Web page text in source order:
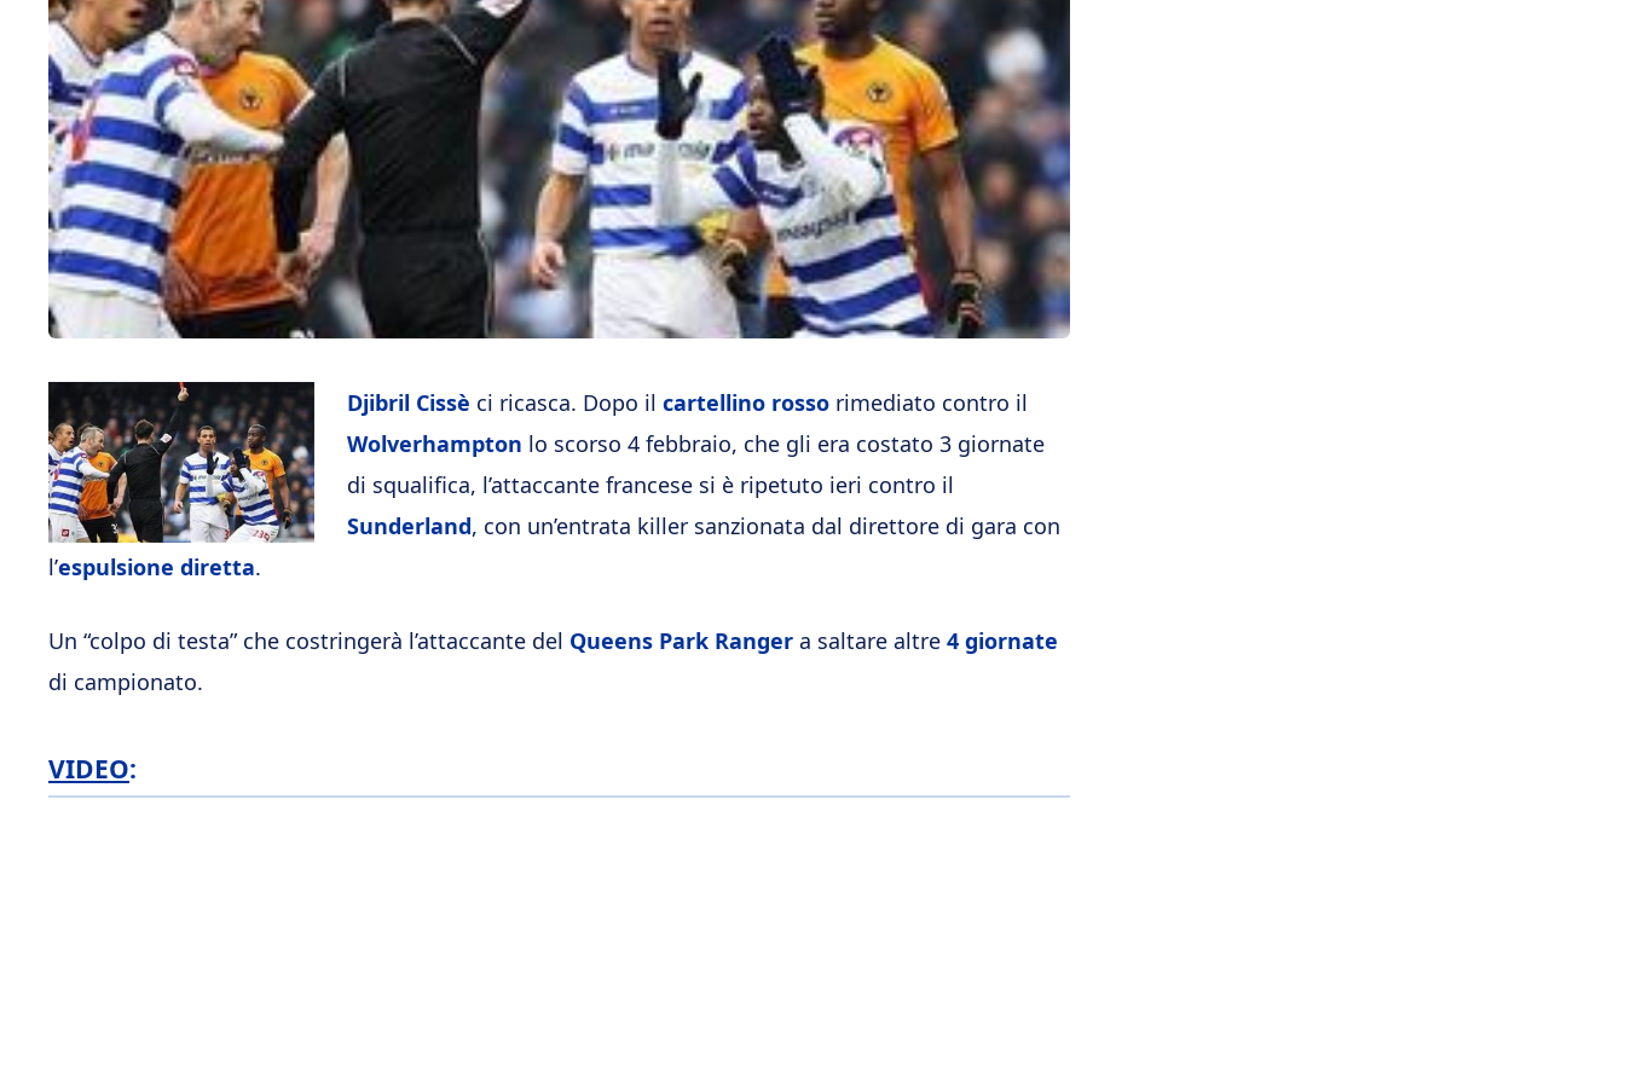
Djibril Cissè ci ricasca. Dopo il cartellino rosso rimediato contro il
Wolverhampton lo scorso 4 febbraio, che gli era costato 3 giornate
di squalifica, l’attaccante francese si è ripetuto ieri contro il
Sunderland, con un’entrata killer sanzionata dal direttore di gara con
l’espulsione diretta.
Un “colpo di testa” che costringerà l’attaccante del Queens Park Ranger a saltare altre 4 giornate
di campionato.
VIDEO: